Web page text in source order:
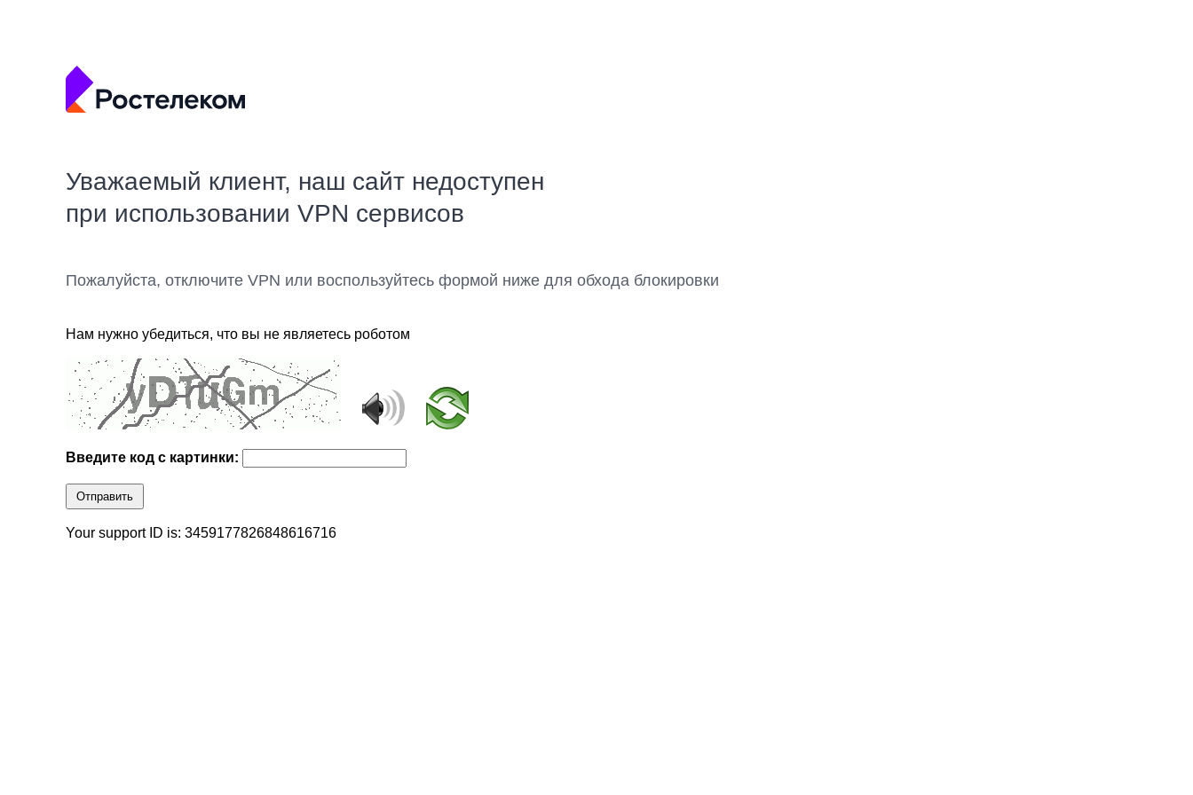
Уважаемый клиент, наш сайт недоступен
при использовании VPN сервисов
Пожалуйста, отключите VPN или воспользуйтесь формой ниже для обхода блокировки
Нам нужно убедиться, что вы не являетесь роботом
Введите код с картинки:
Отправить
Your support ID is: 3459177826848616716